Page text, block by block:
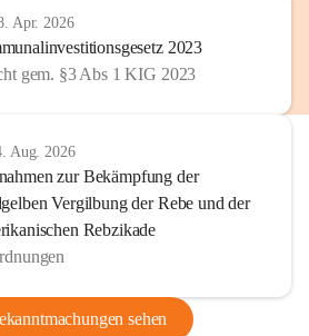
Apr. 2026
2023
gem. §3 Abs 1 KIG 2023
Aug. 2026
zur Bekämpfung der
Vergilbung der Rebe und der
Rebzikade
sehen